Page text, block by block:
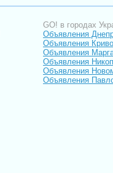
GO! в городах
Объявления
Объявления
Объявления
Объявления
Объявления
Объявления